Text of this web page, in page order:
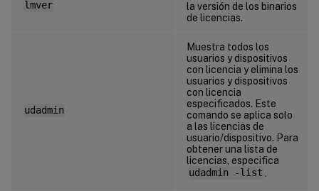
lmver
la versión de los binarios
de licencias.
udadmin
Muestra todos los
usuarios y dispositivos
con licencia y elimina los
usuarios y dispositivos
con licencia
especificados. Este
comando se aplica solo
a las licencias de
usuario/dispositivo. Para
obtener una lista de
licencias, especifica
udadmin -list .